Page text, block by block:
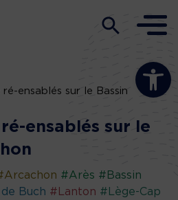
Ouvrir la
ensablés sur le Bassin
ensablés sur le
#Arès #Bassin
Buch #Lanton #Lège-Cap